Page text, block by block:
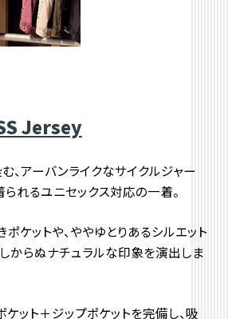
Jersey
、アーバンライクなサイクルジャー
られるユニセックス対応の一着。
ケットや、ややゆとりあるシルエット
からぬナチュラルな印象を演出しま
ット＋ジップポケットを完備し、吸